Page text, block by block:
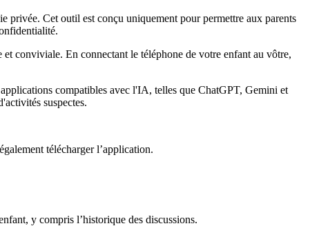
privée. Cet outil est conçu uniquement pour permettre aux parents
conviviale. En connectant le téléphone de votre enfant au vôtre,
compatibles avec l'IA, telles que ChatGPT, Gemini et
suspectes.
télécharger l’application.
y compris l’historique des discussions.